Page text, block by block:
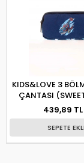
KIDS&LOVE 3
ÇANTASI
L8132
439,89 TL
SEPETE